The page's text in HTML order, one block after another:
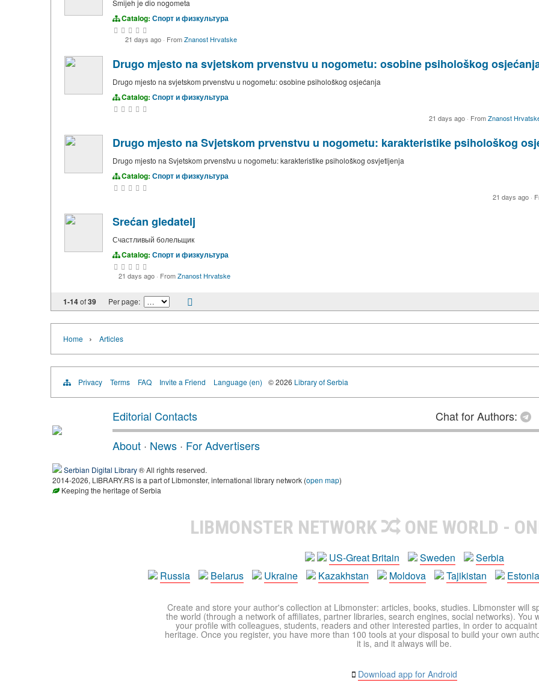
Smijeh je dio nogometa
Catalog: Спорт и физкультура
21 days ago · FromZnanost Hrvatske
Drugo mjesto na svjetskom prvenstvu u nogometu: osobine psihološkog
Drugo mjesto na svjetskom prvenstvu u nogometu: osobine psihološkog osjećanja
Catalog: Спорт и физкультура
21 days ago · FromZnanost
Drugo mjesto na Svjetskom prvenstvu u nogometu: karakteristike psihološkog
Drugo mjesto na Svjetskom prvenstvu u nogometu: karakteristike psihološkog osvjetljenja
Catalog: Спорт и физкультура
21 days ago ·
Srećan gledatelj
Счастливый болельщик
Catalog: Спорт и физкультура
21 days ago · FromZnanost Hrvatske
1-14of39 Per page:
Home › Articles
Privacy Terms FAQ Invite a Friend Language (en) © 2026 Library of Serbia
Editorial Contacts Chat for Authors:
About · News · For Advertisers
Serbian Digital Library® All rights reserved.
2014-2026, LIBRARY.RS is a part of Libmonster, international library network (open map)
Keeping the heritage of Serbia
LIBMONSTER NETWORK ONE WORLD -
US-Great Britain Sweden
Serbia
Russia
Belarus Ukraine Kazakhstan Moldova Tajikistan Estonia
Create and store your author's collection at Libmonster: articles, books, studies. Libmonster will
the world (through a network of affiliates, partner libraries, search engines, social networks). You
your profile with colleagues, students, readers and other interested parties, in order to
heritage. Once you register, you have more than 100 tools at your disposal to build your own
it is, and it always will be.
Download app for Android